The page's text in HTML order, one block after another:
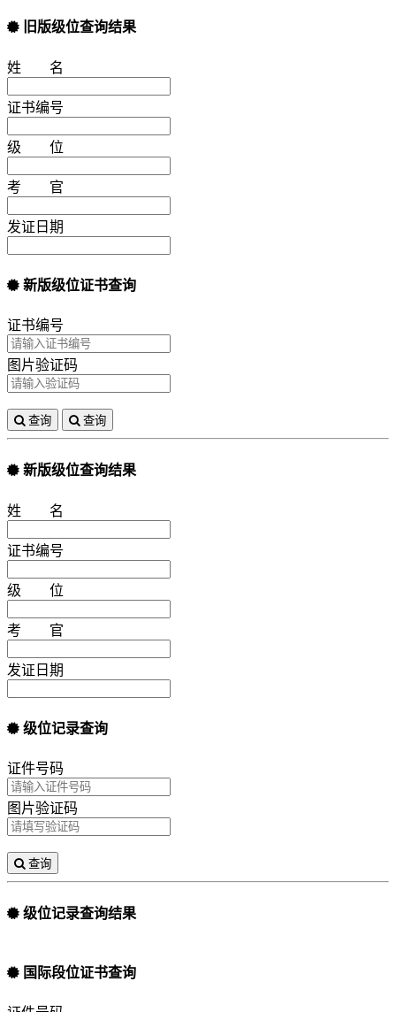
旧版级位查询结果
姓 名
证书编号
级 位
考 官
发证日期
新版级位证书查询
证书编号
图片验证码
查询 查询
新版级位查询结果
姓 名
证书编号
级 位
考 官
发证日期
级位记录查询
证件号码
图片验证码
查询
级位记录查询结果
国际段位证书查询